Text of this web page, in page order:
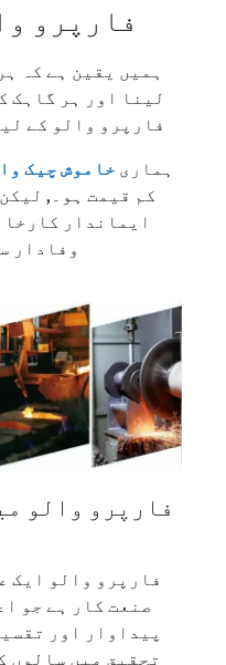
فارپرو
ہمیں یقین ہے کہ
لینا اور ہر گاہک
فارپرو والو کے
ہماری خاموش چیک
کم قیمت ہو۔,
ایماندار
وفادار
فارپرو والو
فارپرو والو ایک
صنعت کار ہے جو
پیداوار اور
تحقیق میں سالوں